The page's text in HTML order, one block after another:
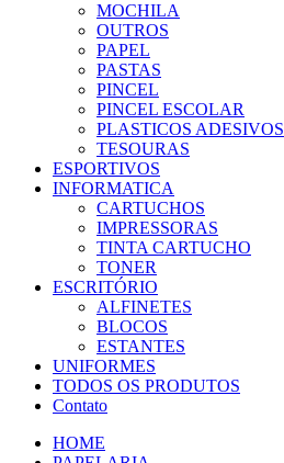
MOCHILA
OUTROS
PAPEL
PASTAS
PINCEL
PINCEL ESCOLAR
PLASTICOS ADESIVOS
TESOURAS
ESPORTIVOS
INFORMATICA
CARTUCHOS
IMPRESSORAS
TINTA CARTUCHO
TONER
ESCRITÓRIO
ALFINETES
BLOCOS
ESTANTES
UNIFORMES
TODOS OS PRODUTOS
Contato
HOME